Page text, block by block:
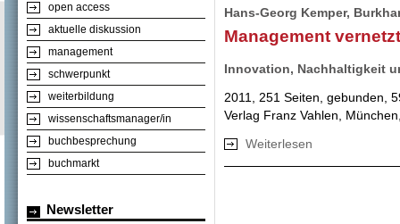
open access
aktuelle diskussion
management
schwerpunkt
weiterbildung
wissenschaftsmanager/in
buchbesprechung
buchmarkt
Newsletter
Hans-Georg Kemper,
Management
Innovation, Nachhaltigkeit
2011, 251 Seiten, gebunden,
Verlag Franz Vahlen,
Weiterlesen